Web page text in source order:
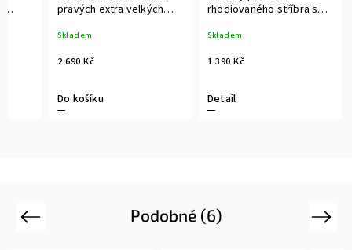
pravých extra velkých
designovým zapínáním
Skladem
2 690 Kč
Do košíku
rhodiovaného stříbra s
černou perlou a
Skladem
1 390 Kč
Detail
Podobné (6)
Previous Next